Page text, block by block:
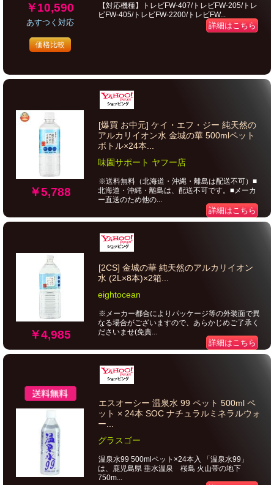
￥10,590
あすつく対応
価格比較
【対応機種】トレビFW-407/トレビFW-205/トレ
ビFW-405/トレビFW-2200/トレビFW...
詳細はこちら
￥5,788
[爆買 お中元] ケイ・エフ・ジー 純天然の
アルカリイオン水 金城の華 500mlペット
ボトル×24本...
味園サポート ヤフー店
※送料無料（北海道・沖縄・離島は配送不可）■
北海道・沖縄・離島は、配送不可です。■メーカ
ー直送のため他の...
詳細はこちら
￥4,985
[2CS] 金城の華 純天然のアルカリイオン
水 (2L×8本)×2箱...
eightocean
※メーカー都合によりパッケージ等の外装面で異
なる場合がございますので、あらかじめご了承く
ださいませ(免責...
詳細はこちら
エスオーシー 温泉水 99 ペット 500ml ペ
ット × 24本 SOC ナチュラルミネラルウォ
ー...
グラスゴー
温泉水99 500mlペット×24本入 「温泉水99」
は、鹿児島県 垂水温泉 桜島 火山帯の地下
750m...